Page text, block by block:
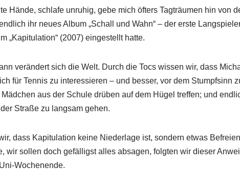
Hände, schlafe unruhig, gebe mich öfters Tagträumen hin von
ihr neues Album „Schall und Wahn“ – der erste
„Kapitulation“ (2007) eingestellt hatte.
verändert sich die Welt. Durch die Tocs wissen wir, dass
für Tennis zu interessieren – und besser, vor dem Stumpfsinn
aus der Schule drüben auf dem Hügel treffen; und
Straße zu langsam gehen.
dass Kapitulation keine Niederlage ist, sondern etwas
wir sollen doch gefälligst alles absagen, folgten wir dieser
Wochenende.